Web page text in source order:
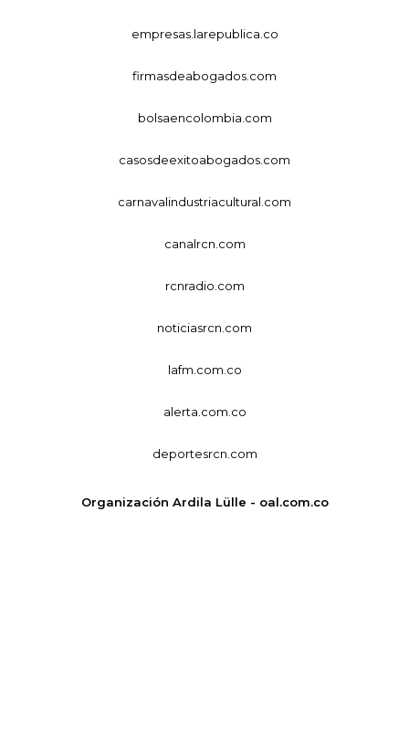
empresas.larepublica.co
firmasdeabogados.com
bolsaencolombia.com
casosdeexitoabogados.com
carnavalindustriacultural.com
canalrcn.com
rcnradio.com
noticiasrcn.com
lafm.com.co
alerta.com.co
deportesrcn.com
Organización Ardila Lülle - oal.com.co